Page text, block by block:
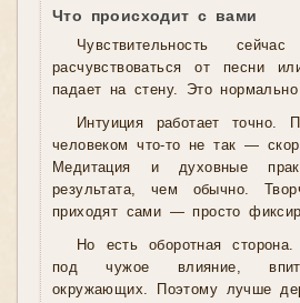
Что происходит с вами
Чувствительность
расчувствоваться от песни
падает на стену. Это
Интуиция работает точно.
человеком что-то не так —
Медитация и духовные
результата, чем обычно.
приходят сами — просто
Но есть оборотная
под чужое влияние,
окружающих. Поэтому лучше